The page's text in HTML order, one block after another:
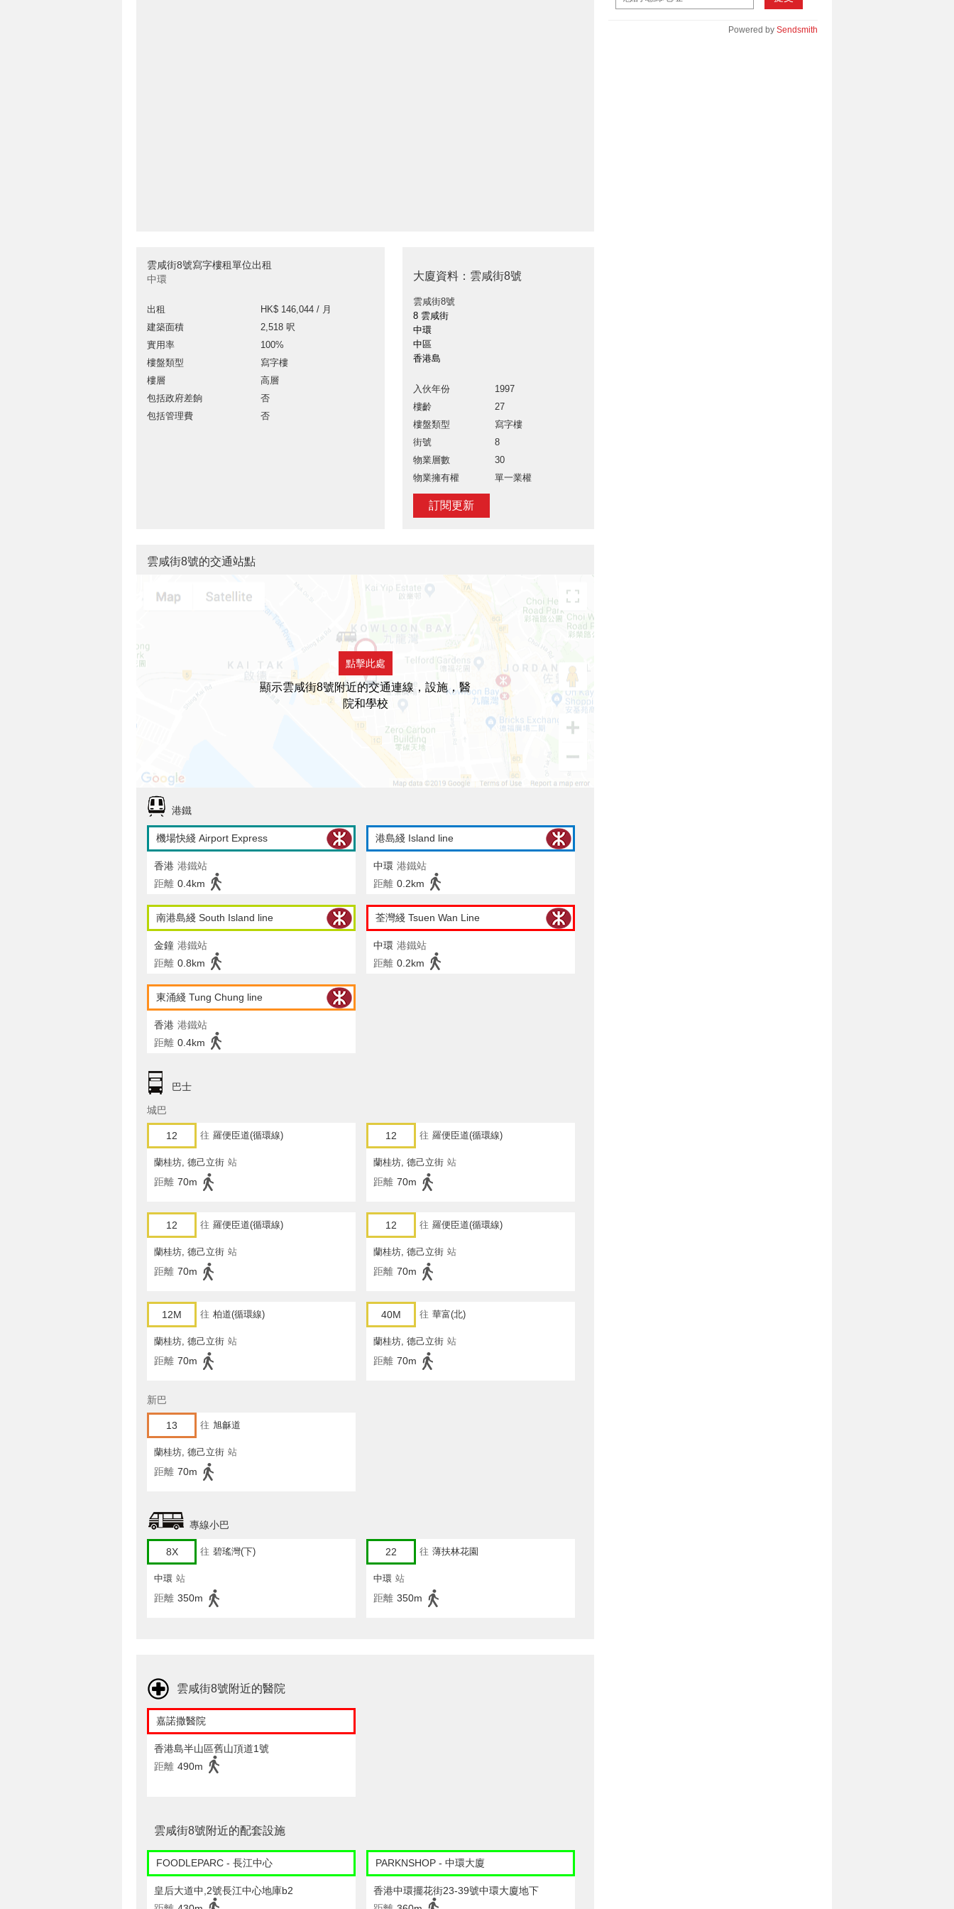
雲咸街8號寫字樓租單位出租
中環
出租
HK$ 146,044 / 月
建築面積
2,518 呎
實用率
100%
樓盤類型
寫字樓
樓層
高層
包括政府差餉
否
包括管理費
否
大廈資料：雲咸街8號
雲咸街8號
8 雲咸街
中環
中區
香港島
入伙年份
1997
樓齡
27
樓盤類型
寫字樓
街號
8
物業層數
30
物業擁有權
單一業權
訂閱更新
Powered by Sendsmith
雲咸街8號的交通站點
點擊此處
顯示雲咸街8號附近的交通連線，設施，醫
院和學校
港鐵
機場快綫 Airport Express
香港 港鐵站
距離 0.4km
港島綫 Island line
中環 港鐵站
距離 0.2km
南港島綫 South Island line
金鐘 港鐵站
距離 0.8km
荃灣綫 Tsuen Wan Line
中環 港鐵站
距離 0.2km
東涌綫 Tung Chung line
香港 港鐵站
距離 0.4km
巴士
城巴
12 往 羅便臣道(循環線)
蘭桂坊, 德己立街 站
距離 70m
12 往 羅便臣道(循環線)
蘭桂坊, 德己立街 站
距離 70m
12 往 羅便臣道(循環線)
蘭桂坊, 德己立街 站
距離 70m
12 往 羅便臣道(循環線)
蘭桂坊, 德己立街 站
距離 70m
12M 往 柏道(循環線)
蘭桂坊, 德己立街 站
距離 70m
40M 往 華富(北)
蘭桂坊, 德己立街 站
距離 70m
新巴
13 往 旭龢道
蘭桂坊, 德己立街 站
距離 70m
專線小巴
8X 往 碧瑤灣(下)
中環 站
距離 350m
22 往 薄扶林花園
中環 站
距離 350m
雲咸街8號附近的醫院
嘉諾撒醫院
香港島半山區舊山頂道1號
距離 490m
雲咸街8號附近的配套設施
FOODLEPARC - 長江中心
皇后大道中,2號長江中心地庫b2
PARKNSHOP - 中環大廈
香港中環擺花街23-39號中環大廈地下